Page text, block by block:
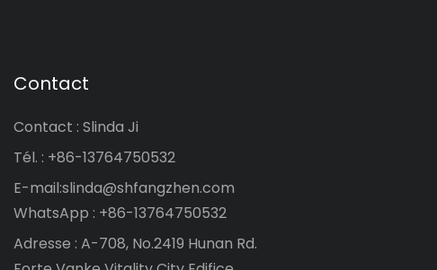
Contact
Contact : Slinda Ji
Tél. : +86-13764750532
E-mail:slinda@shfangzhen.com
WhatsApp : +86-13764750532
Adresse : A-708, No.2419 Hunan Rd.